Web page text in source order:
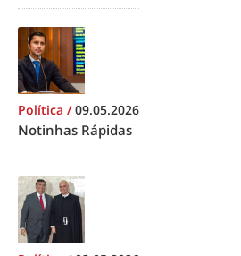
Política /09.05.2026
Notinhas Rápidas